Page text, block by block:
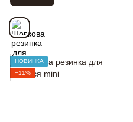
НОВИНКА
−11%